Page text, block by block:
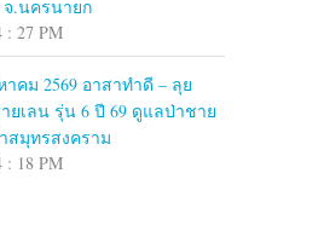
จ.นครนายก
: 27 PM
คม 2569 อาสาทำดี – ลุย
ยเลน รุ่น 6 ปี 69 ดูแลป่าชาย
สมุทรสงคราม
: 18 PM